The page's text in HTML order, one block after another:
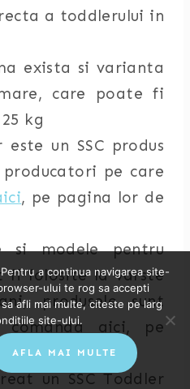
a toddlerului in
exista si varianta
care poate fi
kg
un SSC produs
pe care
, pe pagina lor de
si modele pentru
fi folosite la varste
produsele sunt
comanda aici, pe
alaptat
un SSC Toddler
a continua navigarea site-
ului te rog sa accepti
afli mai multe, citeste pe larg
site-ului.
AFLA MAI MULTE